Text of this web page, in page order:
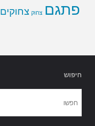
פתגם צחוק צחוקים
חיפוש